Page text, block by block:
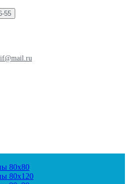
55
80x80
80x120